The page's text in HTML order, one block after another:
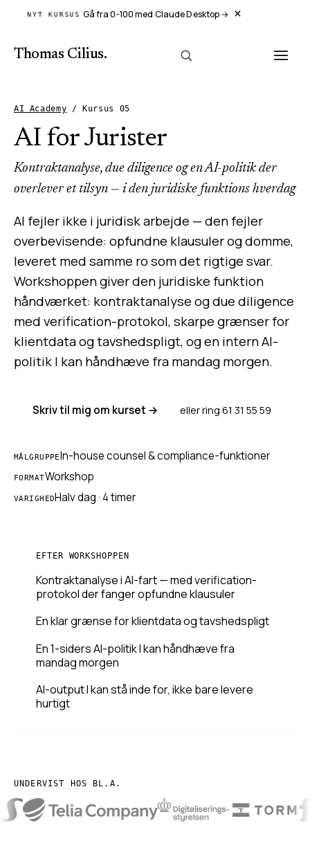
NYT KURSUS Gå fra 0-100 med Claude Desktop → ×
Thomas Cilius.
AI Academy /Kursus 05
AI for Jurister
Kontraktanalyse, due diligence og en AI-politik der
overlever et tilsyn — i den juridiske funktions hverdag
AI fejler ikke i juridisk arbejde — den fejler
overbevisende: opfundne klausuler og domme,
leveret med samme ro som det rigtige svar.
Workshoppen giver den juridiske funktion
håndværket: kontraktanalyse og due diligence
med verification-protokol, skarpe grænser for
klientdata og tavshedspligt, og en intern AI-
politik I kan håndhæve fra mandag morgen.
Skriv til mig om kurset → eller ring 61 31 55 59
MÅLGRUPPEIn-house counsel & compliance-funktioner
FORMATWorkshop
VARIGHEDHalv dag · 4 timer
EFTER WORKSHOPPEN
Kontraktanalyse i AI-fart — med verification-
protokol der fanger opfundne klausuler
En klar grænse for klientdata og tavshedspligt
En 1-siders AI-politik I kan håndhæve fra
mandag morgen
AI-output I kan stå inde for, ikke bare levere
hurtigt
UNDERVIST HOS BL.A.